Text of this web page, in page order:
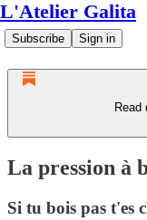
L'Atelier Galita
Subscribe Sign in
Read
La pression à
Si tu bois pas t'es